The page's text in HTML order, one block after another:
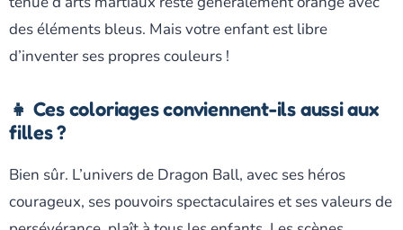
des éléments bleus. Mais votre enfant est libre
d’inventer ses propres couleurs !
👧 Ces coloriages conviennent-ils aussi aux
filles ?
Bien sûr. L’univers de Dragon Ball, avec ses héros
courageux, ses pouvoirs spectaculaires et ses valeurs de